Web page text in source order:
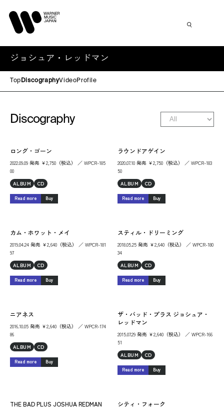
ジョシュア・レッドマン
Top DiscographyVideoProfile
Discography
ロング・ゴーン
2022.09.09 発売 ￥2,750（税込） ／ WPCR-185
00
ALBUM
CD
Read more Buy
ラウンドアゲイン
2020.07.10 発売 ￥2,750（税込） ／ WPCR-183
50
ALBUM
CD
Read more Buy
カム・ホワット・メイ
2019.04.24 発売 ￥2,640（税込） ／ WPCR-181
97
ALBUM
CD
Read more Buy
スティル・ドリーミング
2018.05.25 発売 ￥2,640（税込） ／ WPCR-180
34
ALBUM
CD
Read more Buy
ニアネス
2016.10.05 発売 ￥2,640（税込） ／ WPCR-174
86
ALBUM
CD
Read more Buy
ザ・バッド・プラス ジョシュア・
レッドマン
2015.07.29 発売 ￥2,640（税込） ／ WPCR-166
51
ALBUM
CD
Read more Buy
THE BAD PLUS JOSHUA REDMAN シティ・フォーク